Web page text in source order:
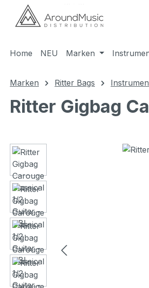
Hauptinhalt springen
Zur Suche springen
Zur Hauptnavigation springen
Home NEU Marken
Marken Ritter Bags
Ritter Gigbag
Bildergalerie überspringen